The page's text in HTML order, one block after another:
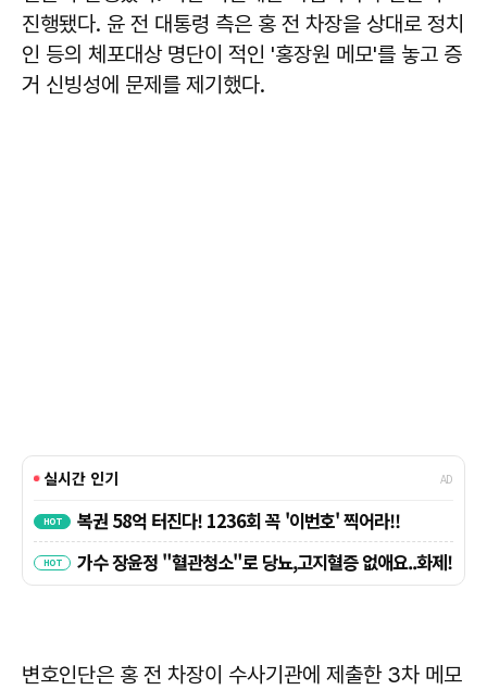
진행됐다. 윤 전 대통령 측은 홍 전 차장을 상대로 정치
인 등의 체포대상 명단이 적인 '홍장원 메모'를 놓고 증
거 신빙성에 문제를 제기했다.
변호인단은 홍 전 차장이 수사기관에 제출한 3차 메모